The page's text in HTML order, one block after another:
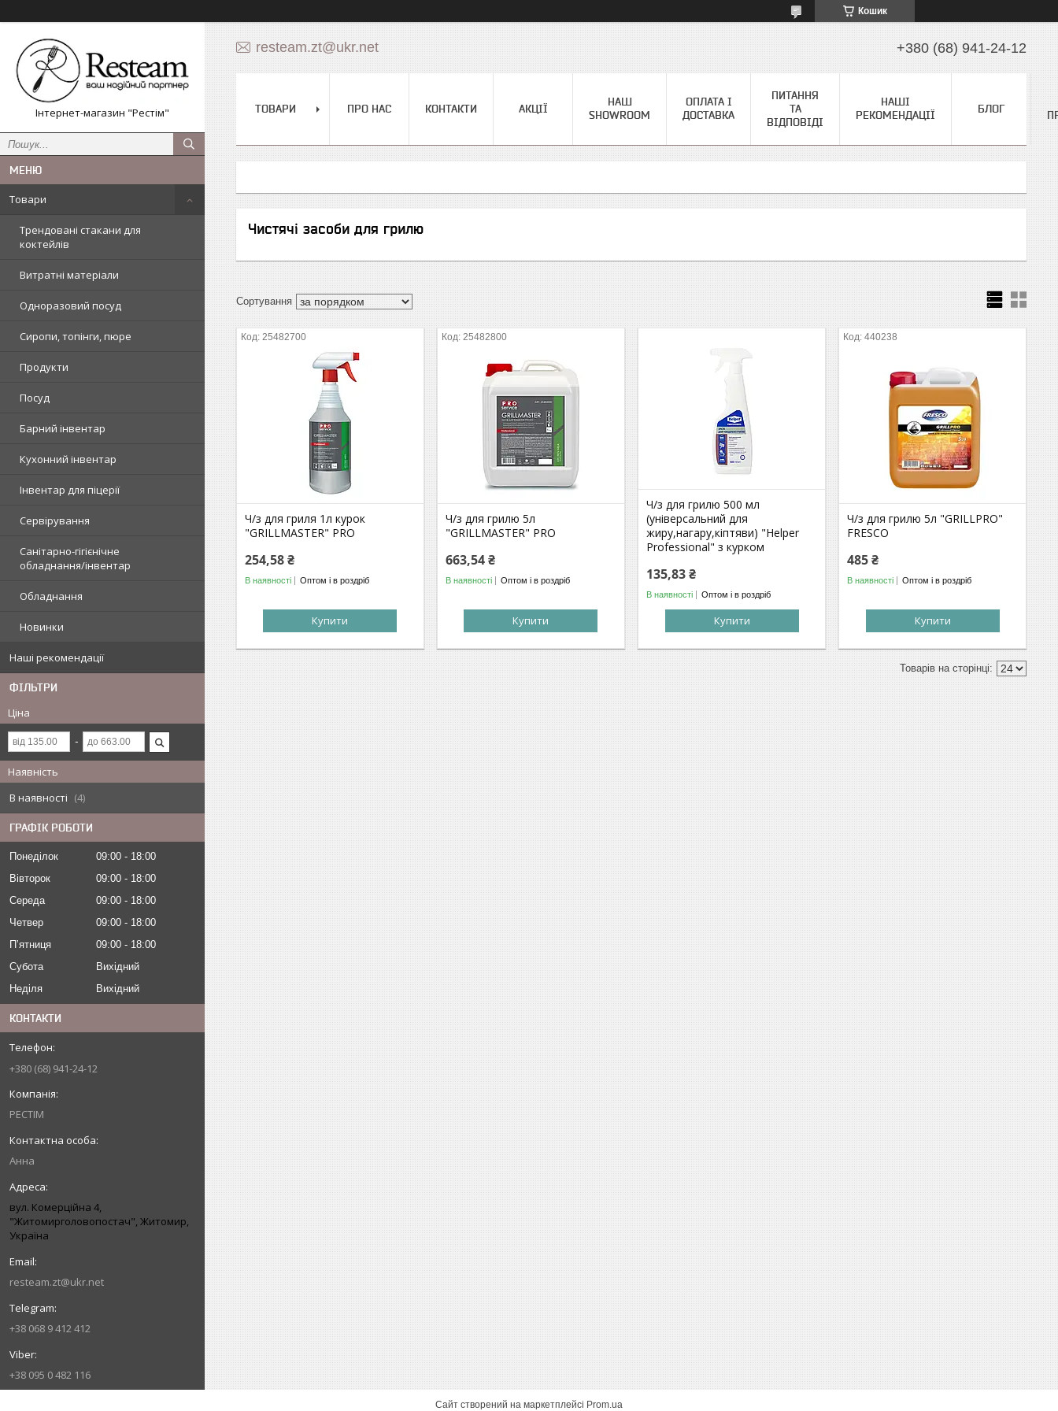
Кошик
Інтернет-магазин "Рестім"
Товари
Трендовані стакани для
коктейлів
Витратні матеріали
Одноразовий посуд
Сиропи, топінги, пюре
Продукти
Посуд
Барний інвентар
Кухонний інвентар
Інвентар для піцерії
Сервірування
Санітарно-гігієнічне
обладнання/інвентар
Обладнання
Новинки
Наші рекомендації
ФІЛЬТРИ
Ціна
Наявність
В наявності
4
ГРАФІК РОБОТИ
Понеділок 09:00
18:00
Вівторок
09:00
18:00
Середа
09:00
18:00
Четвер
09:00
18:00
Пʼятниця
09:00
18:00
Субота
Вихідний
Неділя
Вихідний
КОНТАКТИ
+380 (68) 941-24-12
РЕСТІМ
Анна
вул. Комерційна 4,
"Житомирголовопостач", Житомир,
Україна
resteam.zt@ukr.net
+38 068 9 412 412
+38 095 0 482 116
resteam.zt@ukr.net +380 (68) 941-24-12
ТОВАРИ ПРО НАС КОНТАКТИ АКЦІЇ
НАШ
SHOWROOM
ОПЛАТА І
ДОСТАВКА
ПИТАННЯ
ТА
ВІДПОВІДІ
НАШІ
РЕКОМЕНДАЦІЇ
БЛОГ
Чистячі засоби для грилю
25482700
Ч/з для гриля 1л курок
"GRILLMASTER" PRO
254,58 ₴
В наявності Оптом і в роздріб
Купити
25482800
Ч/з для грилю 5л
"GRILLMASTER" PRO
663,54 ₴
В наявності Оптом і в роздріб
Купити
Ч/з для грилю 500 мл
(універсальний для
жиру,нагару,кіптяви) "Helper
Professional" з курком
135,83 ₴
В наявності Оптом і в роздріб
Купити
440238
Ч/з для грилю 5л "GRILLPRO"
FRESCO
485 ₴
В наявності Оптом і в роздріб
Купити
Сайт створений на маркетплейсі Prom.ua